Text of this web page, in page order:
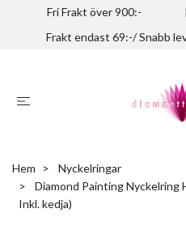
Fri Frakt över 900:-
Frakt endast 69:-/ Snabb
Hem
Nyckelringar
Diamond Painting Nyckelring
Inkl. kedja)